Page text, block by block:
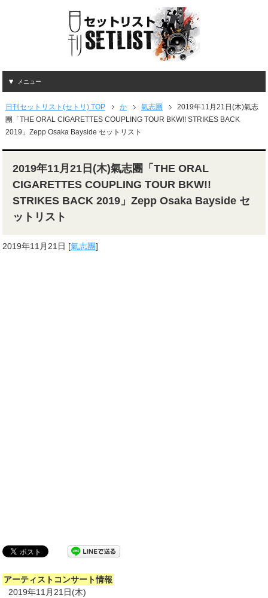
メニュー
日刊セットリスト(セトリ) TOP か 氣志團
2019年11月21日(木)氣志
團「THE ORAL CIGARETTES COUPLING TOUR BKW!! STRIKES BACK
2019」Zepp Osaka Bayside セットリスト
2019年11月21日(木)氣志團「THE ORAL
CIGARETTES COUPLING TOUR BKW!!
STRIKES BACK 2019」Zepp Osaka Bayside セ
ットリスト
2019年11月21日 [氣志團]
アーティストコンサート情報
2019年11月21日(木)